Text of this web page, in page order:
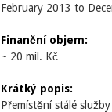
February 2013 to
Finanční objem:
~ 20 mil. Kč
Krátký popis:
Přemístění stálé